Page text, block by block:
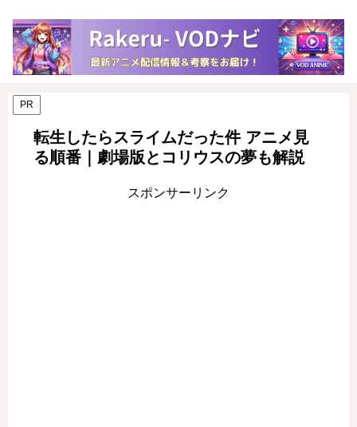
PR
転生したらスライムだった件 アニメ見
る順番｜劇場版とコリウスの夢も解説
スポンサーリンク